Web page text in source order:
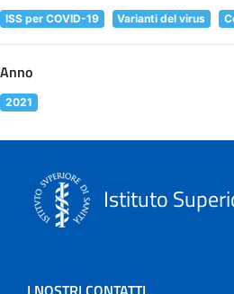
ISS per COVID-19 Varianti del virus
Anno
2021
Istituto